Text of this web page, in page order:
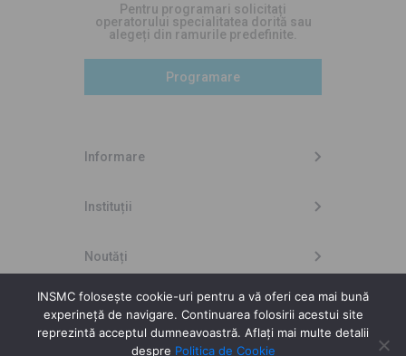
Pentru programari solicitați
operatorului specialitatea dorită sau
alegeți din ramurile predefinite.
Programare
Informare
Instituții
Noutăți
Copyright © 2026 INSMC
INSMC folosește cookie-uri pentru a vă oferi cea mai bună
experineță de navigare. Continuarea folosirii acestui site
reprezintă acceptul dumneavoastră. Aflați mai multe detalii
despre Politica de Cookie